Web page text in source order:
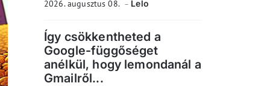
2026. augusztus 08. Lelo
Így csökkentheted a
Google-függőséget
anélkül, hogy lemondanál a
Gmailről...